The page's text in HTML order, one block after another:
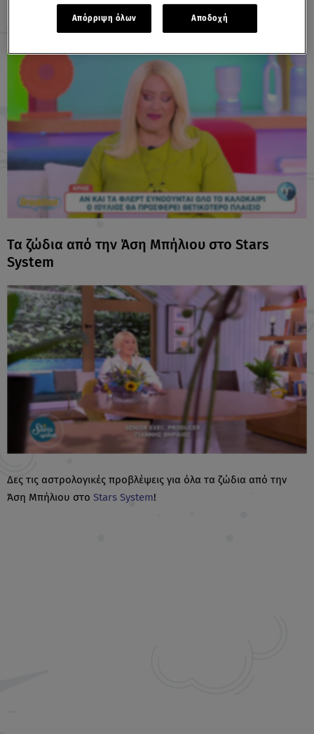
Έρχεται καλοκαίρι που μας προσφέρει
σημαντικές δυνατότητες
Τα ζώδια από την Άση Μπήλιου στο Stars
System
Δες τις αστρολογικές προβλέψεις για όλα τα ζώδια από την
Άση Μπήλιου στο Stars System!
Απόρριψη όλων Αποδοχή